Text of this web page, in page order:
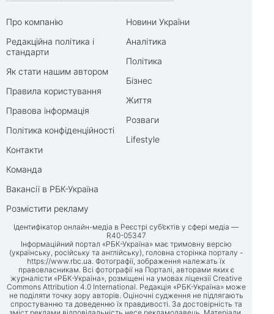
Про компанію
Редакційна політика і
стандарти
Як стати нашим автором
Правила користування
Правова інформація
Політика конфіденційності
Контакти
Команда
Вакансії в РБК-Україна
Розмістити рекламу
Новини України
Аналітика
Політика
Бізнес
Життя
Розваги
Lifestyle
Ідентифікатор онлайн-медіа в Реєстрі суб’єктів у сфері медіа —
R40-05347
Інформаційний портал «РБК-Україна» має тримовну версію
(українську, російську та англійську), головна сторінка порталу -
https://www.rbc.ua. Фотографії, зображення належать їх
правовласникам. Всі фотографії на Порталі, авторами яких є
журналісти «РБК-Україна», розміщені на умовах ліцензії Creative
Commons Attribution 4.0 International. Редакція «РБК-Україна» може
не поділяти точку зору авторів. Оціночні судження не підлягають
спростуванню та доведенню їх правдивості. За достовірність та